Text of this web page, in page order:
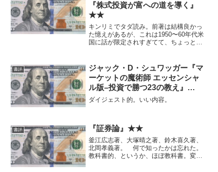
『株式投資が富への道を導く』
★★
キンリミでタダ読み。前著は結構良かっ
た憶えがあるが、これは1950〜60年代米
国に話が限定されすぎてて、ちょっとい
書評
ジャック・D・シュワッガー『マ
ーケットの魔術師 エッセンシャ
ル版–投資で勝つ23の教え』
★★★★
ダイジェスト的。いい内容。
書評 『証券論』★★
釜江広志著、大塚晴之著、鈴木喜久著、
北岡孝義著。 何で知ったかは忘れた。
教科書的、というか、ほぼ教科書。変わ